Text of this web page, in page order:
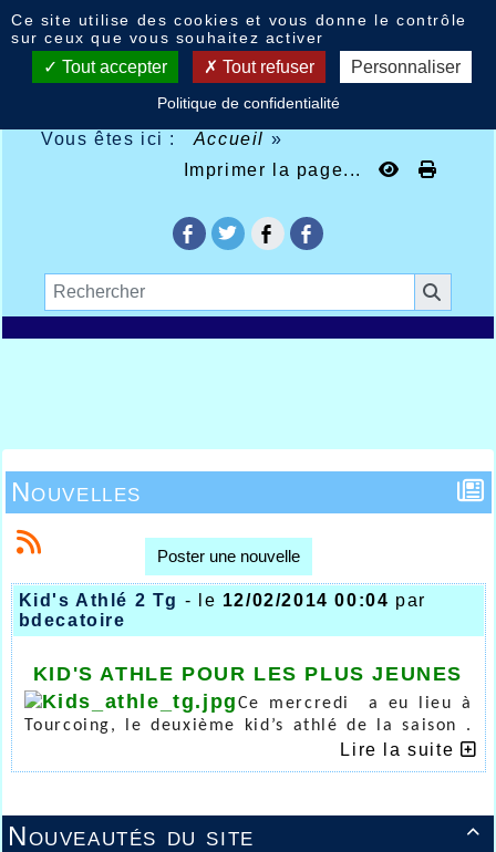
Vous êtes ici : Accueil »
Imprimer la page...

Nouveautés du site
Nouvelles
Poster une nouvelle
Kid's Athlé 2 Tg - le 12/02/2014 00:04 par
bdecatoire
KID'S ATHLE POUR LES PLUS JEUNES
Ce mercredi a eu lieu à
Tourcoing, le deuxième kid’s athlé de la saison .
Six épreuves étaient au programme (lancée de
medecine-ball arrière, lancer d’anneaux, relais
Pour effectuer ses épreuves neuf halluinois dont
QUIVRON Claire, BRUNNEVALLE Victor, WECTEEN
Lire la suite
Ce site utilise des cookies et vous donne le contrôle
sur ceux que vous souhaitez activer
Tout accepter Tout refuser Personnaliser
Politique de confidentialité